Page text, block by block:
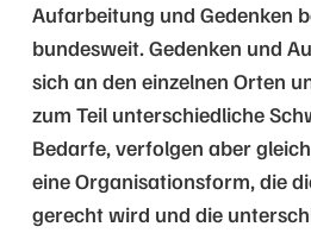
Aufarbeitung und Gedenken
bundesweit. Gedenken und
sich an den einzelnen Orten
zum Teil unterschiedliche
Bedarfe, verfolgen aber
eine Organisationsform, die
gerecht wird und die